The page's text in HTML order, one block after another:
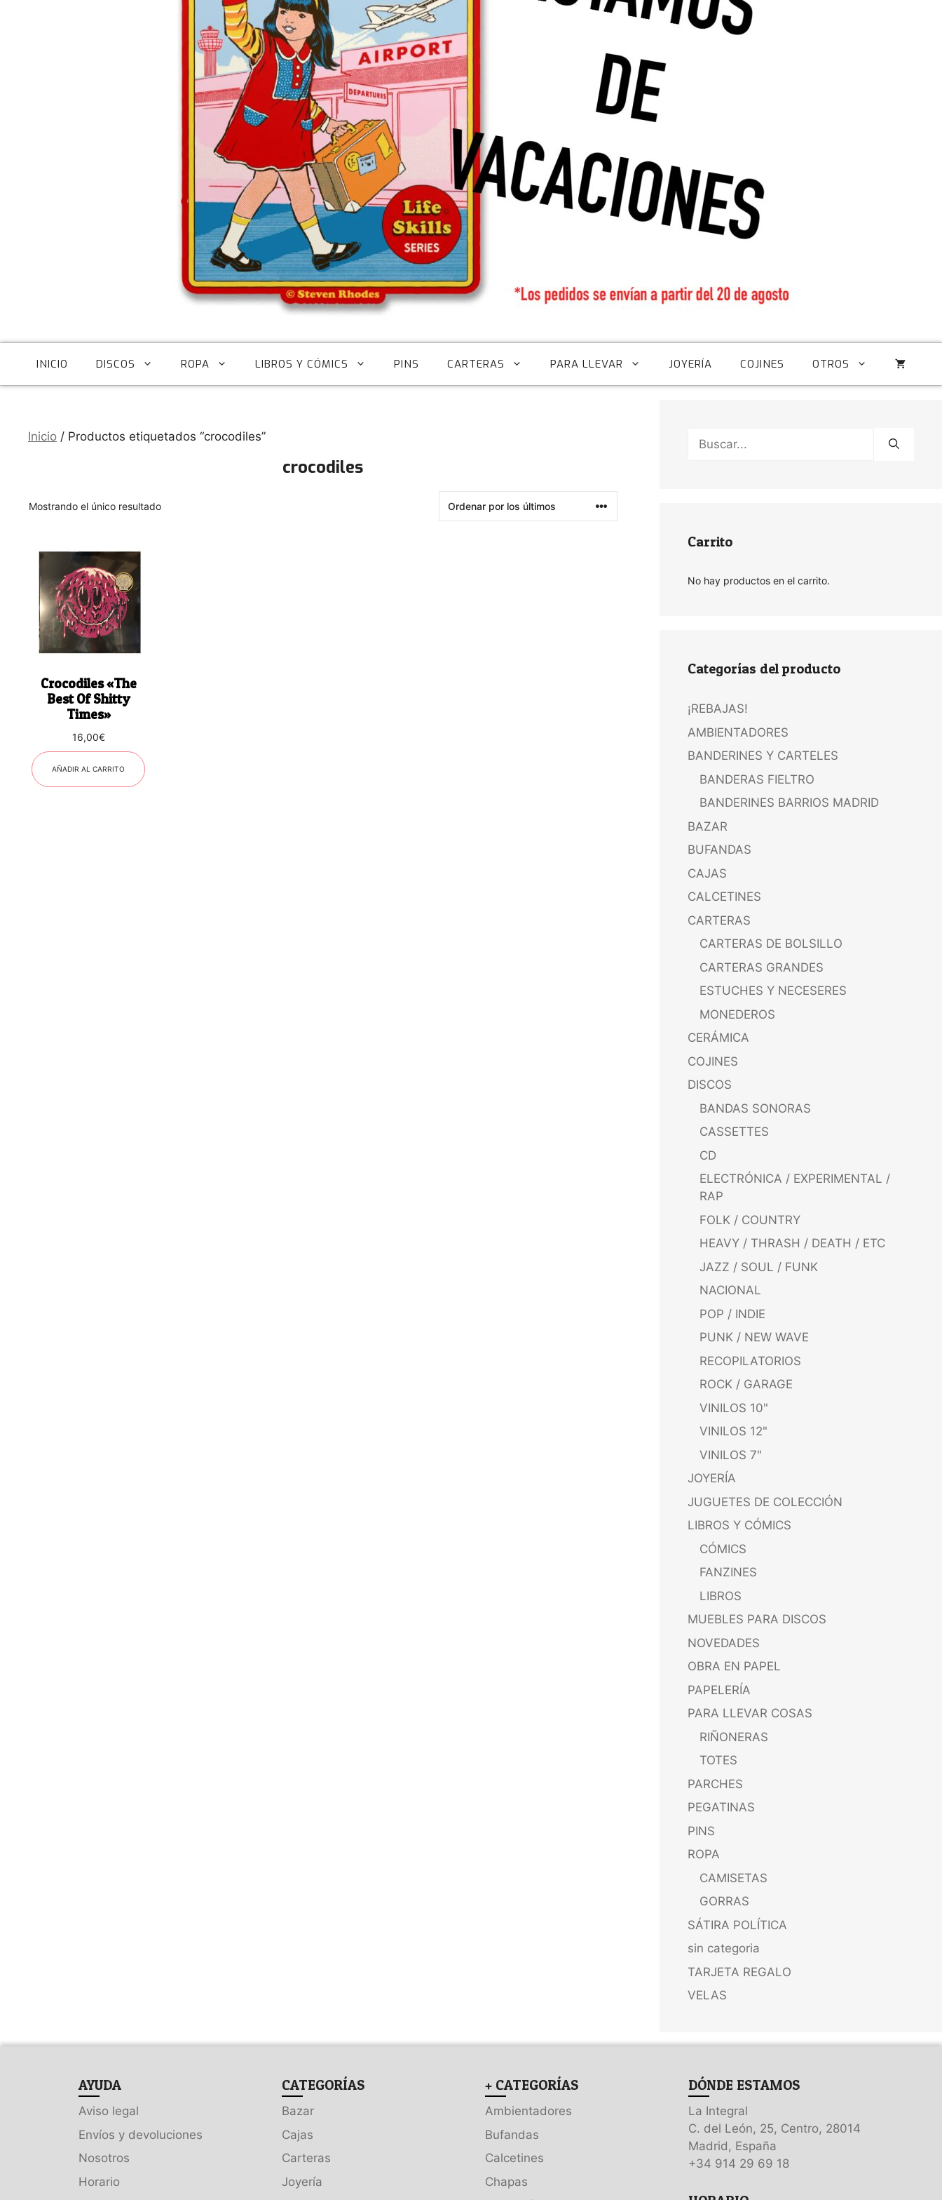
INICIO DISCOS ROPA LIBROS Y CÓMICS PINS CARTERAS PARA LLEVAR JOYERÍA COJINES OTROS
Inicio / Productos etiquetados “crocodiles”
crocodiles
Mostrando el único resultado
Crocodiles «The
Best Of Shitty
Times»
16,00€
AÑADIR AL CARRITO
Buscar:
Carrito
No hay productos en el carrito.
Categorías del producto
¡REBAJAS!
AMBIENTADORES
BANDERINES Y CARTELES
BANDERAS FIELTRO
BANDERINES BARRIOS MADRID
BAZAR
BUFANDAS
CAJAS
CALCETINES
CARTERAS
CARTERAS DE BOLSILLO
CARTERAS GRANDES
ESTUCHES Y NECESERES
MONEDEROS
CERÁMICA
COJINES
DISCOS
BANDAS SONORAS
CASSETTES
CD
ELECTRÓNICA / EXPERIMENTAL /
RAP
FOLK / COUNTRY
HEAVY / THRASH / DEATH / ETC
JAZZ / SOUL / FUNK
NACIONAL
POP / INDIE
PUNK / NEW WAVE
RECOPILATORIOS
ROCK / GARAGE
VINILOS 10"
VINILOS 12"
VINILOS 7"
JOYERÍA
JUGUETES DE COLECCIÓN
LIBROS Y CÓMICS
CÓMICS
FANZINES
LIBROS
MUEBLES PARA DISCOS
NOVEDADES
OBRA EN PAPEL
PAPELERÍA
PARA LLEVAR COSAS
RIÑONERAS
TOTES
PARCHES
PEGATINAS
PINS
ROPA
CAMISETAS
GORRAS
SÁTIRA POLÍTICA
sin categoria
TARJETA REGALO
VELAS
AYUDA
Aviso legal
Envíos y devoluciones
Nosotros
Horario
CATEGORÍAS
Bazar
Cajas
Carteras
Joyería
+ CATEGORÍAS
Ambientadores
Bufandas
Calcetines
Chapas
DÓNDE ESTAMOS
La Integral
C. del León, 25, Centro, 28014
Madrid, España
+34 914 29 69 18